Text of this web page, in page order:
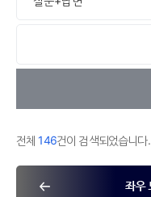
전체146건이 검색되었습니다.